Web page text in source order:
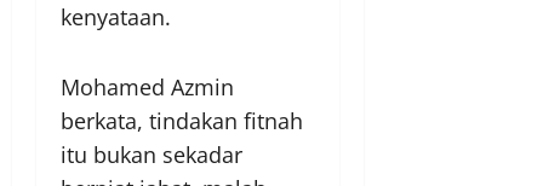
kenyataan.
Mohamed Azmin
berkata, tindakan fitnah
itu bukan sekadar